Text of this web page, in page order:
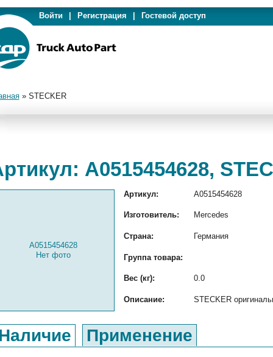
Войти Регистрация Гостевой доступ
» STECKER
A0515454628,
A0515454628
Нет фото
Артикул: A0515454628
Изготовитель: Mercedes
Страна: Германия
Группа товара:
Вес (кг): 0.0
Описание: STECKER
Применение